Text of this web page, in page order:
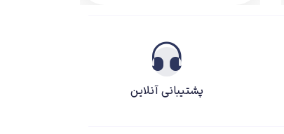
پشتیبانی آنلاین